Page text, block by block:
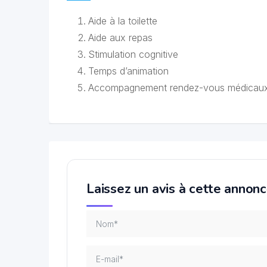
Aide à la toilette
Aide aux repas
Stimulation cognitive
Temps d’animation
Accompagnement rendez-vous
Laissez un avis à cette